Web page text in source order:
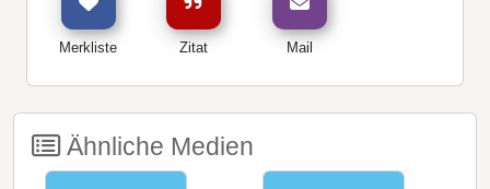
Merkliste Zitat Mail
Ähnliche Medien